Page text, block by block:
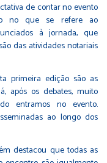
de contar no evento
no que se refere ao
à jornada, que
das atividades notariais
primeira edição são as
após os debates, muito
entramos no evento.
ao longo dos
destacou que todas as